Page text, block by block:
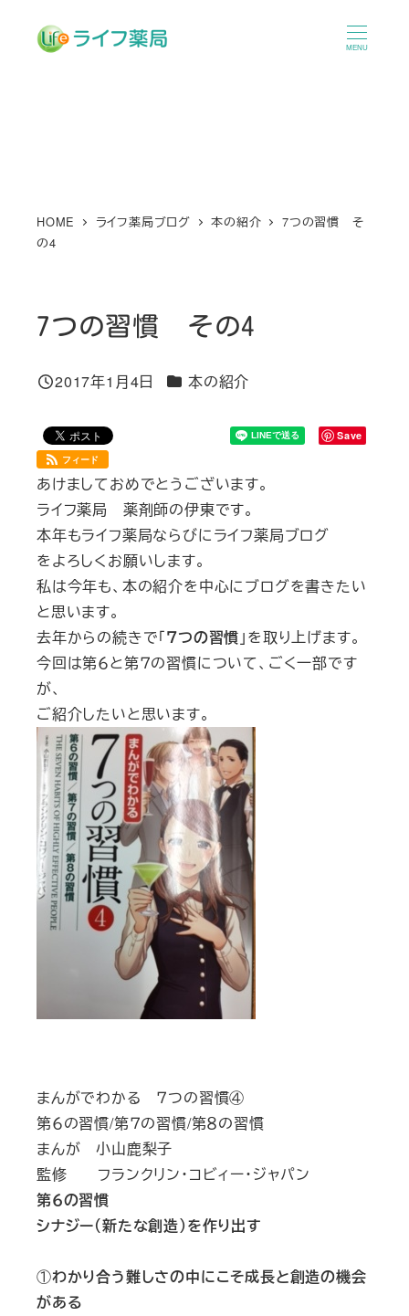
MENU
HOME ライフ薬局ブログ 本の紹介
7つの習慣 そ
の4
7つの習慣 その4
投稿日
2017年1月4日 カテゴリー
本の紹介
Save
フィード
あけましておめでとうございます。
ライフ薬局 薬剤師の伊東です。
本年もライフ薬局ならびにライフ薬局ブログ
をよろしくお願いします。
私は今年も、本の紹介を中心にブログを書きたい
と思います。
去年からの続きで「７つの習慣 」を取り上げます。
今回は第６と第７の習慣について、ごく一部です
が、
ご紹介したいと思います。
まんがでわかる ７つの習慣④
第６の習慣/第７の習慣/第８の習慣
まんが 小山鹿梨子
監修 フランクリン・コビィー・ジャパン
第６の習慣
シナジー（新たな創造）を作り出す
①わかり合う難しさの中にこそ成長と創造の機会
がある